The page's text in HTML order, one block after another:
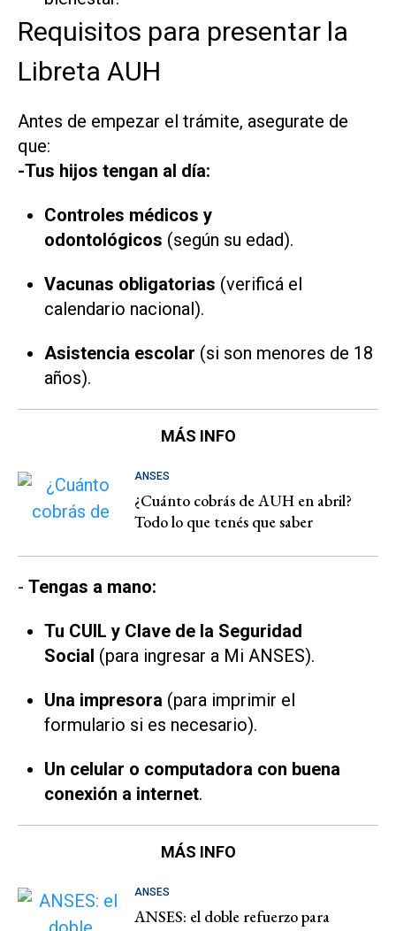
Requisitos para presentar la
Libreta AUH
Antes de empezar el trámite, asegurate de
que:
-Tus hijos tengan al día:
Controles médicos y
odontológicos (según su edad).
Vacunas obligatorias (verificá el
calendario nacional).
Asistencia escolar (si son menores de 18
años).
MÁS INFO
ANSES
¿Cuánto cobrás de AUH en abril?
Todo lo que tenés que saber
- Tengas a mano:
Tu CUIL y Clave de la Seguridad
Social (para ingresar a Mi ANSES).
Una impresora (para imprimir el
formulario si es necesario).
Un celular o computadora con buena
conexión a internet.
MÁS INFO
ANSES
ANSES: el doble refuerzo para